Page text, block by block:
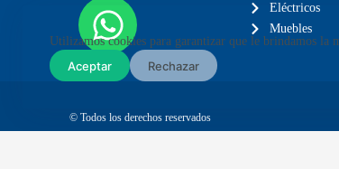
Utilizamos cookies para garantizar que le brindamos la
Aceptar Rechazar
Eléctricos
Muebles
© Todos los derechos reservados